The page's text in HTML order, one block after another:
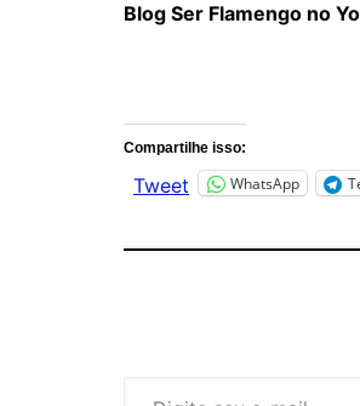
Blog Ser Flamengo no
Compartilhe isso:
Tweet WhatsApp